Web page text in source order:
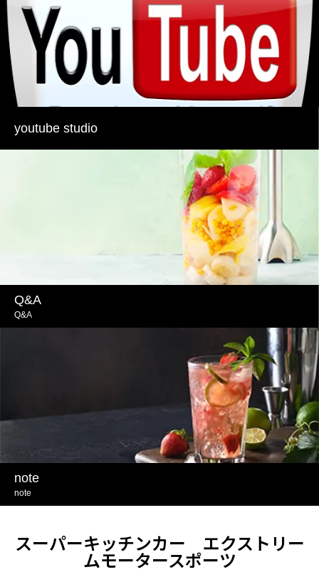
youtube studio
Q&A
Q&A
note
note
スーパーキッチンカー エクストリー
ムモータースポーツ